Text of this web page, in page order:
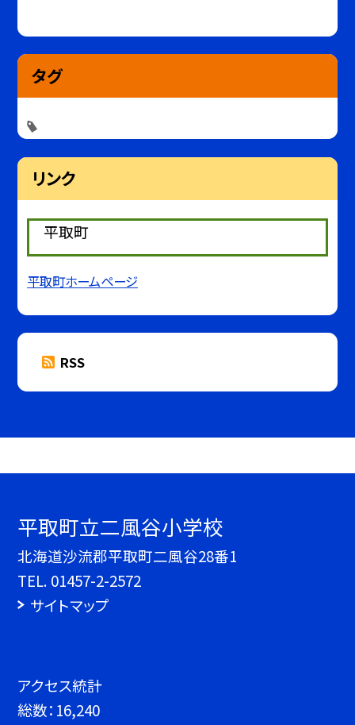
タグ
リンク
平取町
平取町ホームページ
RSS
平取町立二風谷小学校
北海道沙流郡平取町二風谷28番1
TEL. 01457-2-2572
サイトマップ
アクセス統計
総数： 16,240